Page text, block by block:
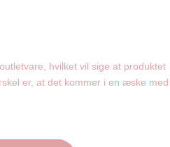
hvilket vil sige at produktet
er, at det kommer i en æske med